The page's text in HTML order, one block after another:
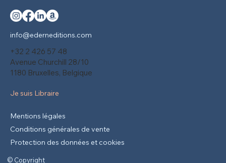
info@ederneditions.com
+32 2 426 57 48
Avenue Churchill 28/10
1180 Bruxelles, Belgique
Je suis Libraire
Mentions légales
Conditions générales de vente
Protection des données et cookies
© Copyright